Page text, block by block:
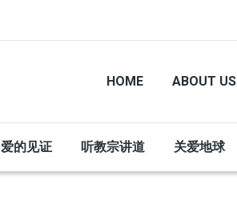
HOME ABOUT US
爱的见证 听教宗讲道 关爱地球